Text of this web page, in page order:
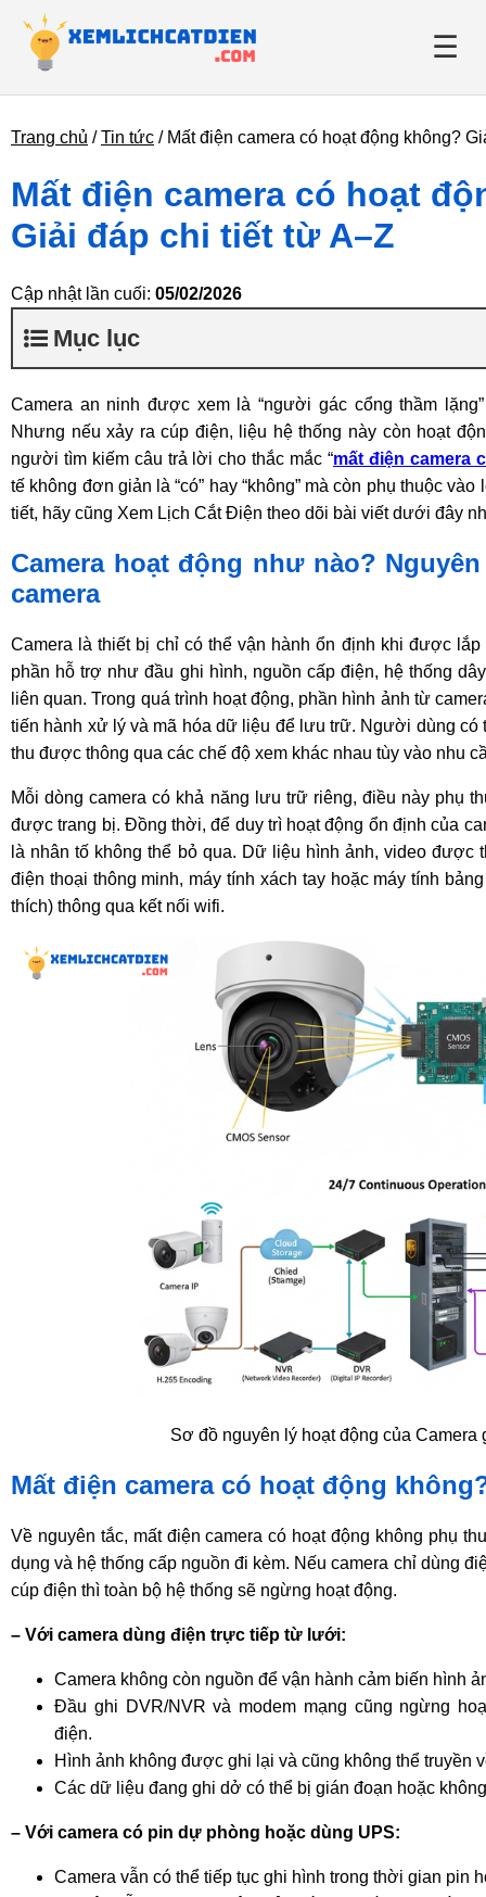
☰
Giới thiệu
Danh bạ điện lực
Trang chủ /Tin tức / Mất điện camera có hoạt động không?
Mất điện camera có hoạt
Giải đáp chi tiết từ A–Z
Cập nhật lần cuối: 05/02/2026
Mục lục
Camera an ninh được xem là “người gác cổng thầm
Nhưng nếu xảy ra cúp điện, liệu hệ thống này còn hoạt
người tìm kiếm câu trả lời cho thắc mắc “mất điện camera
tế không đơn giản là “có” hay “không” mà còn phụ thuộc
tiết, hãy cũng Xem Lịch Cắt Điện theo dõi bài viết dưới đây
Camera hoạt động như nào?
camera
Camera là thiết bị chỉ có thể vận hành ổn định khi được
phần hỗ trợ như đầu ghi hình, nguồn cấp điện, hệ thống
liên quan. Trong quá trình hoạt động, phần hình ảnh từ
tiến hành xử lý và mã hóa dữ liệu để lưu trữ. Người dùng có
thu được thông qua các chế độ xem khác nhau tùy vào nhu
Mỗi dòng camera có khả năng lưu trữ riêng, điều này phụ
được trang bị. Đồng thời, để duy trì hoạt động ổn định của
là nhân tố không thể bỏ qua. Dữ liệu hình ảnh, video được
điện thoại thông minh, máy tính xách tay hoặc máy tính
thích) thông qua kết nối wifi.
Sơ đồ nguyên lý hoạt động của Camera
Mất điện camera có hoạt động
Về nguyên tắc, mất điện camera có hoạt động không phụ
dụng và hệ thống cấp nguồn đi kèm. Nếu camera chỉ dùng
cúp điện thì toàn bộ hệ thống sẽ ngừng hoạt động.
– Với camera dùng điện trực tiếp từ lưới:
Camera không còn nguồn để vận hành cảm biến hình
Đầu ghi DVR/NVR và modem mạng cũng ngừng
điện.
Hình ảnh không được ghi lại và cũng không thể truyền
Các dữ liệu đang ghi dở có thể bị gián đoạn hoặc
– Với camera có pin dự phòng hoặc dùng UPS:
Camera vẫn có thể tiếp tục ghi hình trong thời gian pin